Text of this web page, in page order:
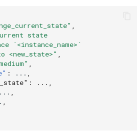
state
`<instance_name>`
<new_state>"
: ...
...,
...